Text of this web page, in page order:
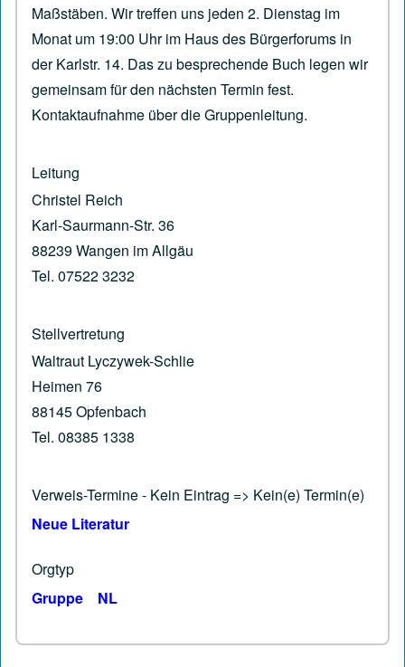
Maßstäben. Wir treffen uns jeden 2. Dienstag im
Monat um 19:00 Uhr im Haus des Bürger­forums in
der Karlstr. 14. Das zu besprechende Buch legen wir
gemeinsam für den nächsten Termin fest.
Kontaktaufnahme über die Gruppenleitung.
Leitung
Christel Reich
Karl-Saurmann-Str. 36
88239 Wangen im Allgäu
Tel. 07522 3232
Stellvertretung
Waltraut Lyczywek-Schlie
Heimen 76
88145 Opfenbach
Tel. 08385 1338
Verweis-Termine - Kein Eintrag => Kein(e) Termin(e)
Neue Literatur
Orgtyp
Gruppe
NL